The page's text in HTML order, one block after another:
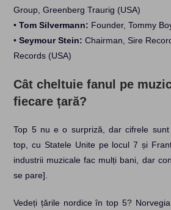
Group, Greenberg Traurig (USA)
•Tom Silvermann: Founder, Tommy
•Seymour Stein: Chairman, Sire
Records (USA)
Cât cheltuie fanul pe
fiecare țară?
Top 5 nu e o surpriză, dar cifrele
top, cu Statele Unite pe locul 7 și
industrii muzicale fac mulți bani, dar
se pare].
Vedeți țările nordice în top 5?